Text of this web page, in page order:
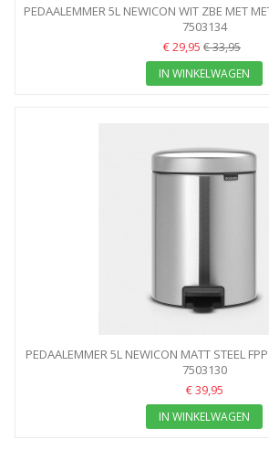
PEDAALEMMER 5L NEWICON WIT ZBE MET
7503134
€ 29,95 € 33,95
IN WINKELWAGEN
PEDAALEMMER 5L NEWICON MATT STEEL
7503130
€ 39,95
IN WINKELWAGEN